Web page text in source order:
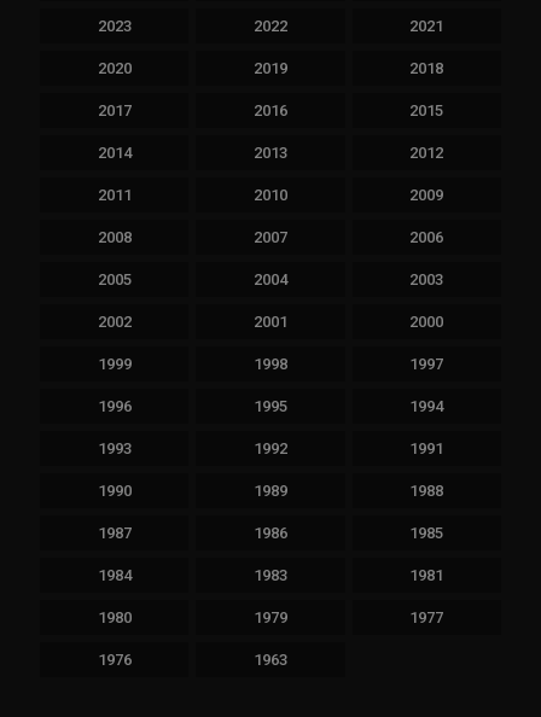
2023 2022 2021
2020 2019 2018
2017 2016 2015
2014 2013 2012
2011 2010 2009
2008 2007 2006
2005 2004 2003
2002 2001 2000
1999 1998 1997
1996 1995 1994
1993 1992 1991
1990 1989 1988
1987 1986 1985
1984 1983 1981
1980 1979 1977
1976 1963